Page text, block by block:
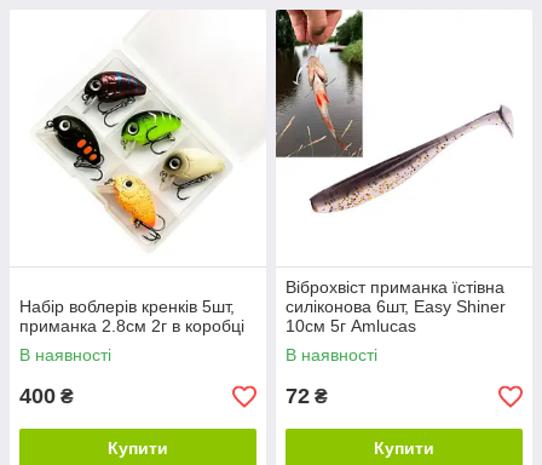
Набір воблерів кренків 5шт,
приманка 2.8см 2г в коробці
В наявності
400 ₴
Купити
Віброхвіст приманка їстівна
силіконова 6шт, Easy Shiner
10см 5г Amlucas
В наявності
72 ₴
Купити